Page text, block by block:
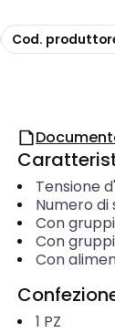
copia
Cod.
Tensione
Numero di
Con
Con
Con
1 PZ